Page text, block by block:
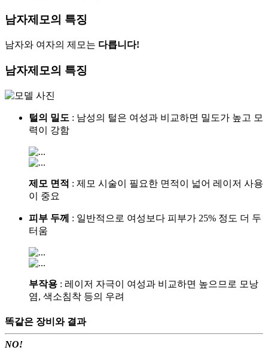
남자제모의 특징
남자와 여자의 제모는 다릅니다!
남자제모의 특징
털의 밀도 : 남성의 털은 여성과 비교하면 밀도가 높고 모
력이 강함
제모 면적 : 제모 시술이 필요한 면적이 넓어 레이저 사용
이 중요
피부 두께
: 일반적으로 여성보다 피부가 25% 정도 더 두
터움
부작용 : 레이저 자극이 여성과 비교하면 높으므로 모낭
염, 색소침착 등의 우려
똑같은 장비 와 결과
NO!